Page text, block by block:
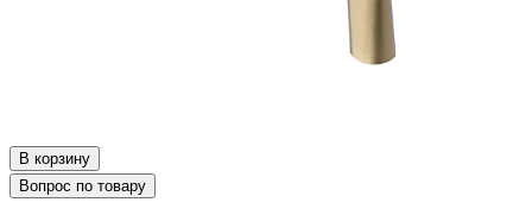
В корзину
Вопрос по товару